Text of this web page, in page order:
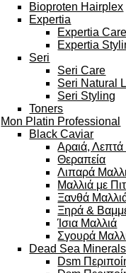
Bioproten Hairplex
Expertia
Expertia Care
Expertia
Seri
Seri Care
Seri Natural
Seri Styling
Toners
Mon Platin Professional
Black Caviar
Αραιά,
Θεραπεία
Λιπαρά
Μαλλιά με
Ξανθά
Ξηρά &
Ίσια Μαλλιά
Σγουρά
Dead Sea Minerals
Dsm